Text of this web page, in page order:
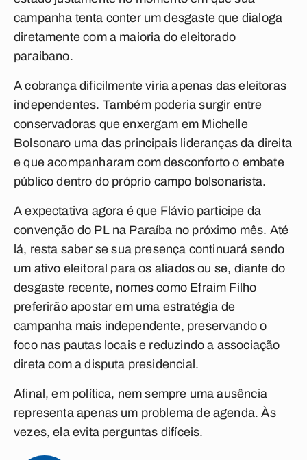
campanha tenta conter um desgaste que dialoga
diretamente com a maioria do eleitorado
paraibano.
A cobrança dificilmente viria apenas das eleitoras
independentes. Também poderia surgir entre
conservadoras que enxergam em Michelle
Bolsonaro uma das principais lideranças da direita
e que acompanharam com desconforto o embate
público dentro do próprio campo bolsonarista.
A expectativa agora é que Flávio participe da
convenção do PL na Paraíba no próximo mês. Até
lá, resta saber se sua presença continuará sendo
um ativo eleitoral para os aliados ou se, diante do
desgaste recente, nomes como Efraim Filho
preferirão apostar em uma estratégia de
campanha mais independente, preservando o
foco nas pautas locais e reduzindo a associação
direta com a disputa presidencial.
Afinal, em política, nem sempre uma ausência
representa apenas um problema de agenda. Às
vezes, ela evita perguntas difíceis.